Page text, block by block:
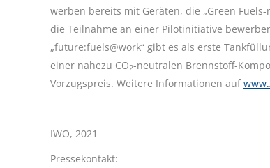
werben bereits mit Geräten, die „Green
die Teilnahme an einer Pilotinitiative
„future:fuels@work“ gibt es als erste
einer nahezu CO2-neutralen Brennstoff-
Vorzugspreis. Weitere Informationen auf
IWO, 2021
Pressekontakt: